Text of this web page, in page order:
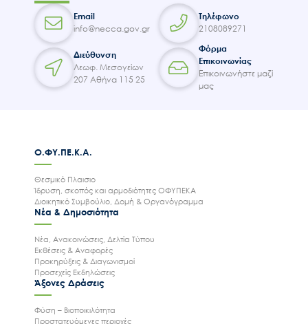
Μ.Δ.Π.Π.
Έργα
Εισιτήρια
Επικοινωνία
Email
info@necca.gov.gr
Τηλέφωνο
2108089271
Διεύθυνση
Λεωφ. Μεσογείων
207 Αθήνα 115 25
Φόρμα
Επικοινωνίας
Επικοινωνήστε μαζί
μας
Ο.ΦΥ.ΠΕ.Κ.Α.
Θεσμικό Πλαισιο
Ίδρυση, σκοπός και αρμοδιότητες ΟΦΥΠΕΚΑ
Διοικητικό Συμβούλιο, Δομή & Οργανόγραμμα
Νέα & Δημοσιότητα
Νέα, Ανακοινώσεις, Δελτία Τύπου
Εκθέσεις & Αναφορές
Προκηρύξεις & Διαγωνισμοί
Προσεχείς Εκδηλώσεις
Άξονες Δράσεις
Φύση – Βιοποικιλότητα
Προστατευόμενες περιοχές